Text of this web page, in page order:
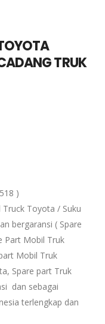
TRUK
)
Toyota / Suku
bergaransi ( Spare
Part Mobil Truk
Mobil Truk
Spare part Truk
dan sebagai
terlengkap dan